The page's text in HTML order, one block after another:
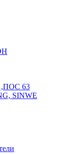
63
SINWE